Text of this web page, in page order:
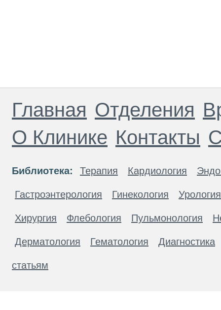
Главная Отделения
О Клинике Контакты
Библиотека: Терапия Кардиология
Гастроэнтерология Гинекология Урология
Хирургия Флебология Пульмонология
Дерматология Гематология Диагностика
статьям